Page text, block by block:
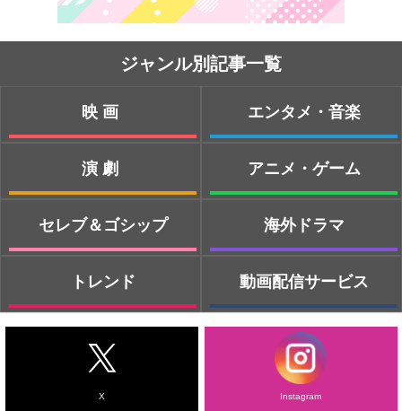
ジャンル別記事一覧
映画
演劇
セレブ＆ゴシップ
トレンド
エンタメ・音楽
アニメ・ゲーム
海外ドラマ
動画配信サービス
X Instagram